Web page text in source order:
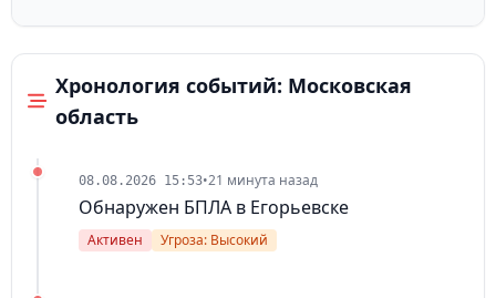
Хронология событий: Московская
область
08.08.2026 15:53•21 минута назад
Обнаружен БПЛА в Егорьевске
Активен Угроза: Высокий